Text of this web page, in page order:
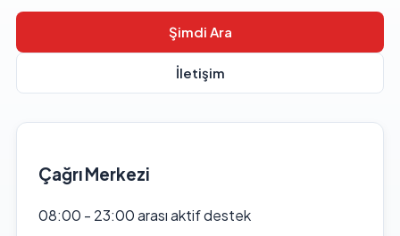
Şimdi Ara
İletişim
Çağrı Merkezi
08:00 - 23:00 arası aktif destek